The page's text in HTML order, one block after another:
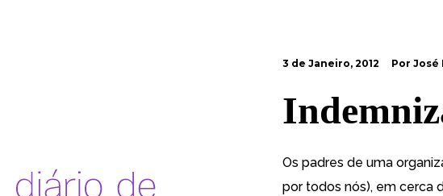
3 de Janeiro, 2012 Por José
Os padres de uma
por todos nós), em cerca